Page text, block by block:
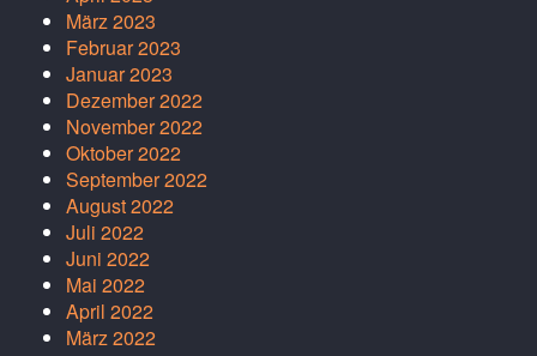
März 2023
Februar 2023
Januar 2023
Dezember 2022
November 2022
Oktober 2022
September 2022
August 2022
Juli 2022
Juni 2022
Mai 2022
April 2022
März 2022